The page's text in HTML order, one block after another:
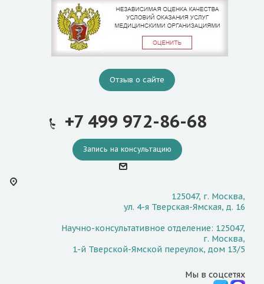
Отзыв о сайте
+7 499 972-86-68
Запись на консультацию
125047, г. Москва,
ул. 4-я Тверская-Ямская, д. 16
Научно-консультативное отделение: 125047,
г. Москва,
1-й Тверской-Ямской переулок, дом 13/5
Мы в соцсетях